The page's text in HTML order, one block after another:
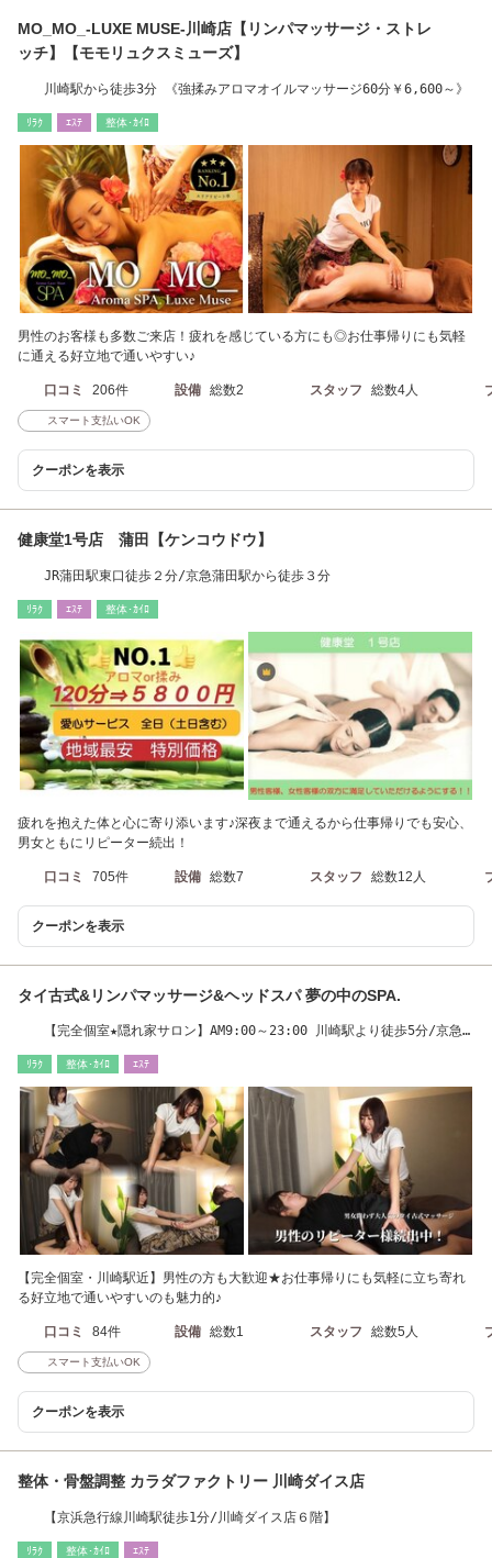
MO_MO_-LUXE MUSE-川崎店【リンパマッサージ・ストレ
ッチ】【モモリュクスミューズ】
川崎駅から徒歩3分 《強揉みアロマオイルマッサージ60分￥6,600～》
ﾘﾗｸ ｴｽﾃ 整体･ｶｲﾛ
男性のお客様も多数ご来店！疲れを感じている方にも◎お仕事帰りにも気軽
に通える好立地で通いやすい♪
口コミ 206件 設備 総数2 スタッフ 総数4人
スマート支払いOK
クーポンを表示
健康堂1号店 蒲田【ケンコウドウ】
JR蒲田駅東口徒歩２分/京急蒲田駅から徒歩３分
ﾘﾗｸ ｴｽﾃ 整体･ｶｲﾛ
疲れを抱えた体と心に寄り添います♪深夜まで通えるから仕事帰りでも安心、
男女ともにリピーター続出！
口コミ 705件 設備 総数7 スタッフ 総数12人
クーポンを表示
タイ古式&リンパマッサージ&ヘッドスパ 夢の中のSPA.
【完全個室★隠れ家サロン】AM9:00～23:00 川崎駅より徒歩5分/京急
ﾘﾗｸ 整体･ｶｲﾛ ｴｽﾃ
【完全個室・川崎駅近】男性の方も大歓迎★お仕事帰りにも気軽に立ち寄れ
る好立地で通いやすいのも魅力的♪
口コミ 84件 設備 総数1 スタッフ 総数5人
スマート支払いOK
クーポンを表示
整体・骨盤調整 カラダファクトリー 川崎ダイス店
【京浜急行線川崎駅徒歩1分/川崎ダイス店６階】
ﾘﾗｸ 整体･ｶｲﾛ ｴｽﾃ